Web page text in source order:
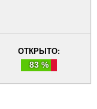
ОТКРЫТО:
83 %